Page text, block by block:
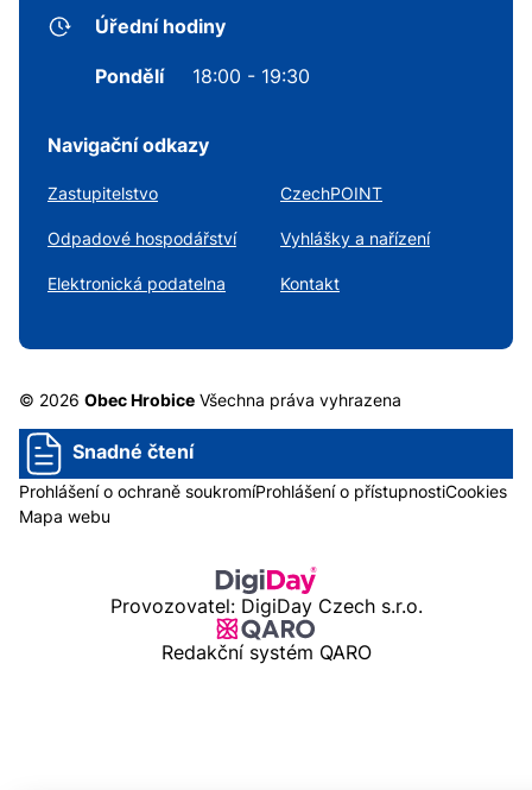
Úřední hodiny
Pondělí 18:00 - 19:30
Navigační odkazy
Zastupitelstvo CzechPOINT
Odpadové hospodářství Vyhlášky a nařízení
Elektronická podatelna Kontakt
© 2026 Obec Hrobice Všechna práva vyhrazena
Snadné čtení
Prohlášení o ochraně soukromíProhlášení o přístupnostiCookies
Mapa webu
Provozovatel: DigiDay Czech s.r.o.
Redakční systém QARO